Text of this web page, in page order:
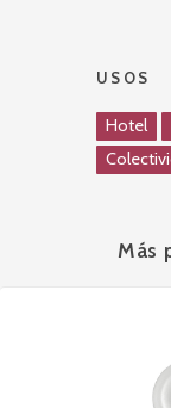
USOS
Hotel
Más